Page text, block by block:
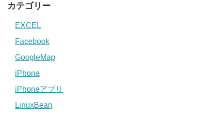
カテゴリー
EXCEL
Facebook
GoogleMap
iPhone
iPhoneアプリ
LinuxBean